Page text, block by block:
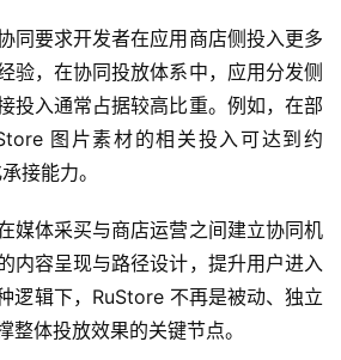
同要求开发者在应用商店侧投入更多
验，在协同投放体系中，应用分发侧
投入通常占据较高比重。例如，在部
图片素材的相关投入可达到约
接能力。
媒体采买与商店运营之间建立协同机
内容呈现与路径设计，提升用户进入
逻辑下，RuStore 不再是被动、独立
整体投放效果的关键节点。